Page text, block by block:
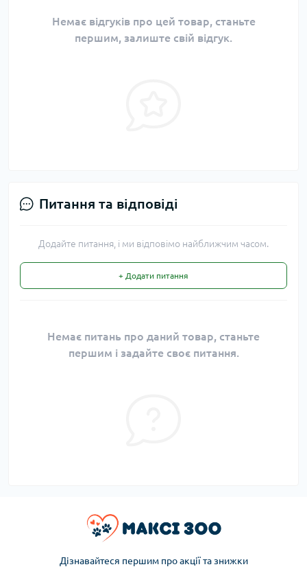
Немає відгуків про цей товар, станьте
першим, залиште свій відгук.
Питання та відповіді
Додайте питання, і ми відповімо найближчим часом.
+ Додати питання
Немає питань про даний товар, станьте
першим і задайте своє питання.
Дізнавайтеся першим про акції та знижки